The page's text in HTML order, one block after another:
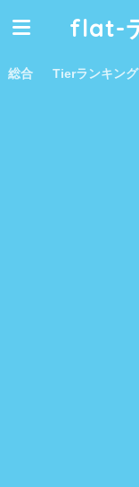
flat-
総合 Tierランキング